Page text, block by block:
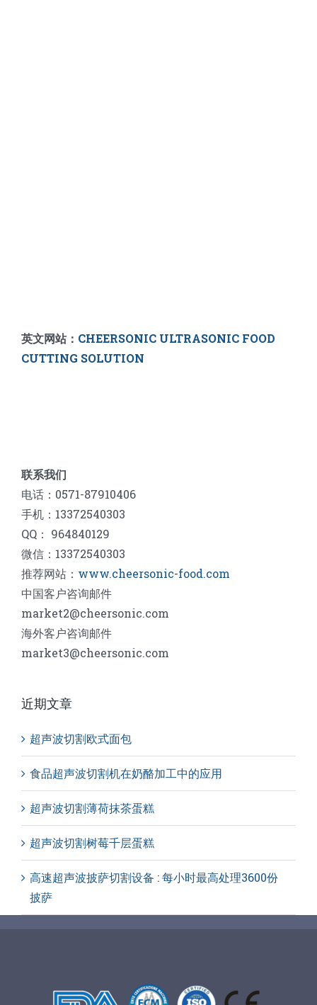
英文网站： CHEERSONIC ULTRASONIC FOOD
CUTTING SOLUTION
联系我们
电话：0571-87910406
手机：13372540303
QQ： 964840129
微信：13372540303
推荐网站： www.cheersonic-food.com
中国客户咨询邮件
market2@cheersonic.com
海外客户咨询邮件
market3@cheersonic.com
近期文章
超声波切割欧式面包
食品超声波切割机在奶酪加工中的应用
超声波切割薄荷抹茶蛋糕
超声波切割树莓千层蛋糕
高速超声波披萨切割设备 : 每小时最高处理3600份
披萨